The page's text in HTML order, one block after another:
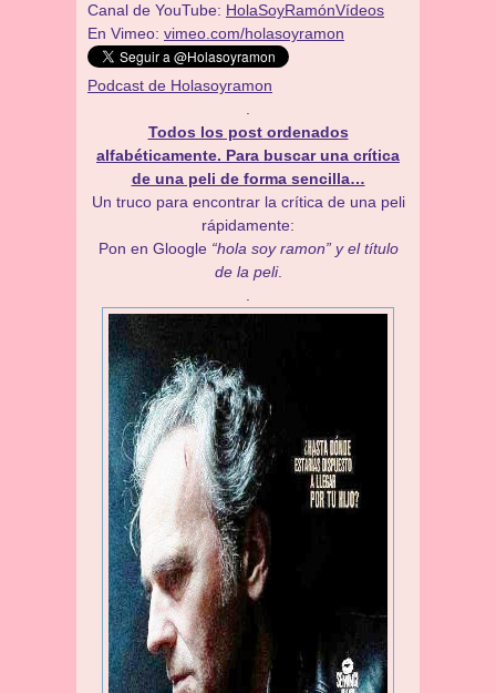
Canal de YouTube: HolaSoyRamónVídeos
En Vimeo: vimeo.com/holasoyramon
Podcast de Holasoyramon
Todos los post ordenados
alfabéticamente. Para buscar una crítica
de una peli de forma sencilla…
Un truco para encontrar la crítica de una peli
rápidamente:
Pon en Gloogle “hola soy ramon” y el título
de la peli.